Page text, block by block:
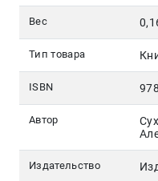
Вес
Тип товара
ISBN
Автор
Издательство